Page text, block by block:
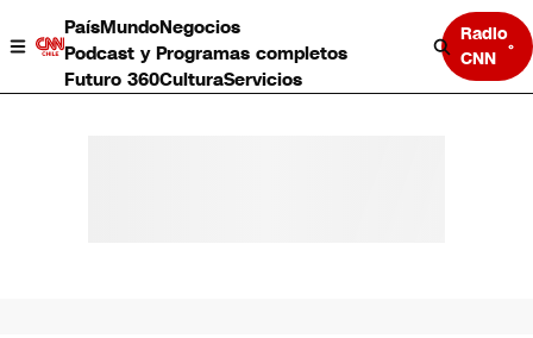
PaísMundoNegocios
Podcast y Programas completos
Futuro 360CulturaServicios
Radio
CNN